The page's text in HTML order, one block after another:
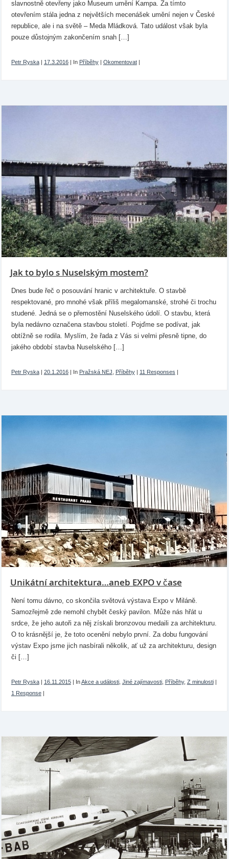
slavnostně otevřeny jako Museum umění Kampa. Za tímto
otevřením stála jedna z největších mecenášek umění nejen v České
republice, ale i na světě – Meda Mládková. Tato událost však byla
pouze důstojným zakončením snah […]
Petr Ryska| 17.3.2016| In Příběhy| Okomentovat|
Jak to bylo s Nuselským mostem?
Dnes bude řeč o posouvání hranic v architektuře. O stavbě
respektované, pro mnohé však příliš megalomanské, strohé či trochu
studené. Jedná se o přemostění Nuselského údolí. O stavbu, která
byla nedávno označena stavbou století. Pojďme se podívat, jak
obtížně se rodila. Myslím, že řada z Vás si velmi přesně tipne, do
jakého období stavba Nuselského […]
Petr Ryska| 20.1.2016| In Pražská NEJ Příběhy| 11 Responses |
Unikátní architektura…aneb EXPO v čase
Není tomu dávno, co skončila světová výstava Expo v Miláně.
Samozřejmě zde nemohl chybět český pavilon. Může nás hřát u
srdce, že jeho autoři za něj získali bronzovou medaili za architekturu.
O to krásnější je, že toto ocenění nebylo první. Za dobu fungování
výstav Expo jsme jich nasbírali několik, ať už za architekturu, design
či […]
Petr Ryska| 16.11.2015| InAkce a události, Jiné zajímavosti, Příběhy, Z minulosti|
1 Response|